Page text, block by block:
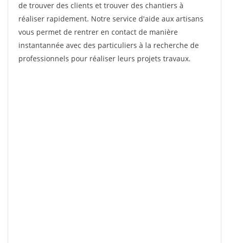
de trouver des clients et trouver des chantiers à
réaliser rapidement. Notre service d'aide aux artisans
vous permet de rentrer en contact de manière
instantannée avec des particuliers à la recherche de
professionnels pour réaliser leurs projets travaux.